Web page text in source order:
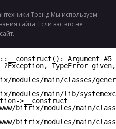
Тренд Мы используем
сайта. Если вас это не
Argument #5
TypeError given,
modules/main/classes/
modules/main/lib/
>__construct